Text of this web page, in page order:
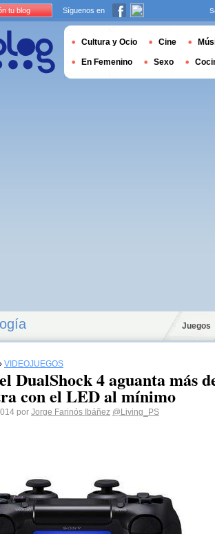
Juegos
› VIDEOJUEGOS
DualShock 4 aguanta más
con el LED al mínimo
por Jorge Farinós Ibáñez @Living_PS
tu blog Síguenos en
Cultura y Ocio Cine
En Femenino Sexo